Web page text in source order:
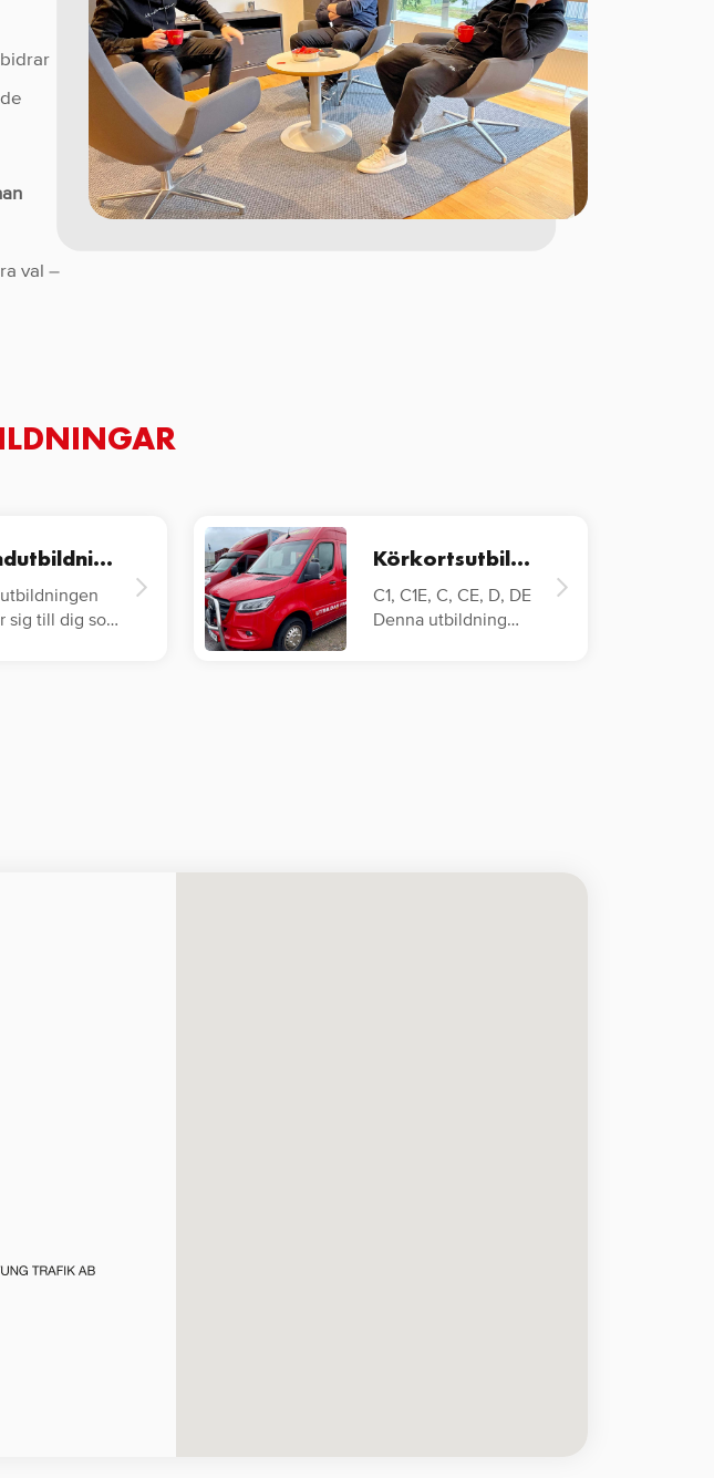
val –
Grundutbildning YKB Lastbil
sig till dig som
Körkortsutbildning
C1, C1E, C, CE, D, DE
Denna utbildning